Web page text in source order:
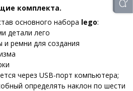
комплекта.
основного набора lego:
детали лего
ремни для создания
через USB-порт компьютера;
определять наклон по шести